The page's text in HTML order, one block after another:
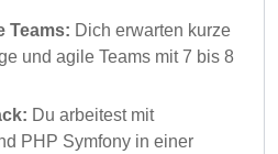
Teams: Dich erwarten kurze
und agile Teams mit 7 bis 8
Du arbeitest mit
PHP Symfony in einer